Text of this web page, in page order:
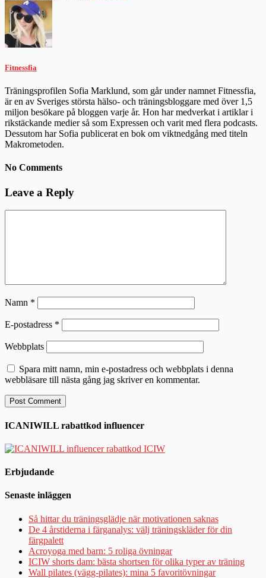
Fitnessfia
Träningsprofilen Sofia Marklund, som går under namnet Fitnessfia,
är en av Sveriges största hälso- och träningsbloggare med över 1,5
miljon besökare på bloggen varje år. Hon har medverkat i artiklar i
rikstäckande medier så som Expressen och varit med flera podcasts.
Dessutom har Sofia publicerat en bok om viktnedgång med titeln
Makrometoden.
No Comments
Leave a Reply
Namn *
E-postadress *
Webbplats
Spara mitt namn, min e-postadress och webbplats i denna
webbläsare till nästa gång jag skriver en kommentar.
ICANIWILL rabattkod influencer
Erbjudande
Senaste inläggen
Så hittar du träningsglädje när motivationen saknas
De 4 årstiderna i färganalys: välj träningskläder för din
färgpalett
Acroyoga med barn: 5 roliga övningar
ICIW shorts dam: bästa shortsen för olika typer av träning
Wall pilates (vägg-pilates): mina 5 favoritövningar